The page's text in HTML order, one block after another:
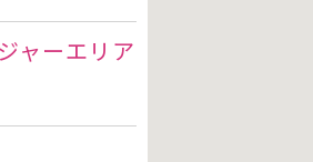
ャーエリア